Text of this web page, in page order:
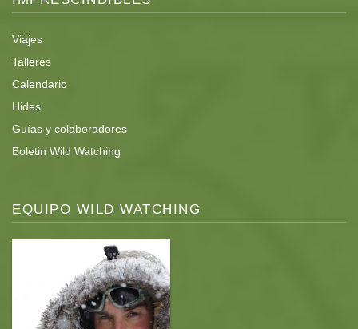
Viajes
Talleres
Calendario
Hides
Guías y colaboradores
Boletin Wild Watching
EQUIPO WILD WATCHING